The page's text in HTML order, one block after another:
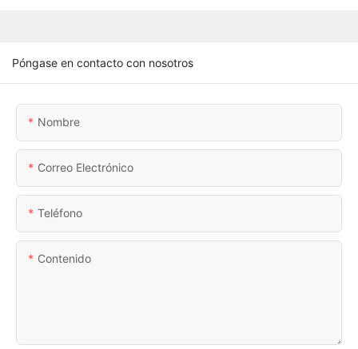
Póngase en contacto con nosotros
Nombre
Correo Electrónico
Teléfono
Contenido